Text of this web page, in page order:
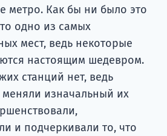
метро. Как бы ни было это
одно из самых
мест, ведь некоторые
настоящим шедевром.
станций нет, ведь
меняли изначальный их
и подчеркивали то, что